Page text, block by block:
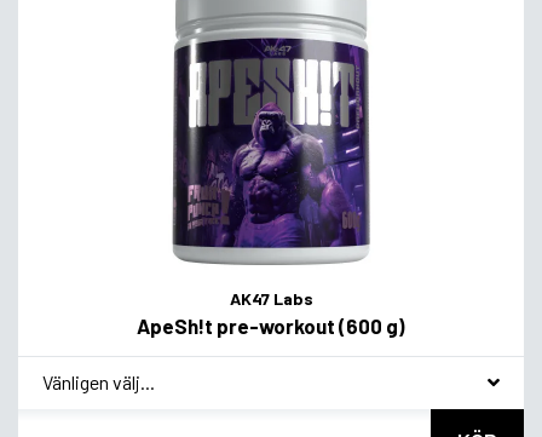
AK47 Labs
ApeSh!t pre-workout (600 g)
* Smagsvariant